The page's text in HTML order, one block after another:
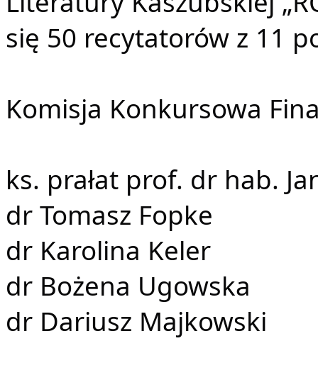
się 50 recytatorów z 11
Komisja Konkursowa
ks. prałat prof. dr hab.
dr Tomasz Fopke
dr Karolina Keler
dr Bożena Ugowska
dr Dariusz Majkowski